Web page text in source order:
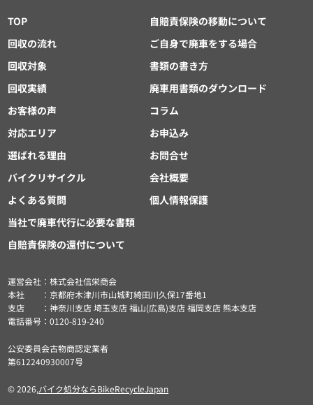
TOP
回収の流れ
回収対象
回収実績
お客様の声
対応エリア
選ばれる理由
バイクリサイクル
よくある質問
当社で廃車代行に必要な書類
自賠責保険の還付について
自賠責保険の移動について
ご自身で廃車をする場合
書類の書き方
廃車用書類のダウンロード
コラム
お申込み
お問合せ
会社概要
個人情報保護
運営会社：株式会社信栄商会
本社 ：京都府木津川市山城町綺田川久保17番地1
支店 ：神奈川支店 埼玉支店 福山(広島)支店 福岡支店 熊本支店
電話番号：0120-819-240
公安委員会古物商認定業者
第612240930007号
© 2026,バイク処分ならBikeRecycleJapan